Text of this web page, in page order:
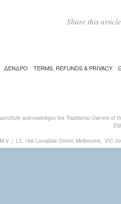
Share this
ΔΕΝΔΡΟ TERMS, REFUNDS & PRIVACY
acknowledges the Traditional Owners
| L3, 168 Lonsdale Street, Melbourne, VIC